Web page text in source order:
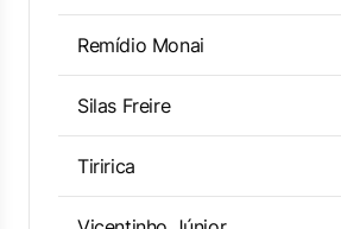
Remídio Monai
Silas Freire
Tiririca